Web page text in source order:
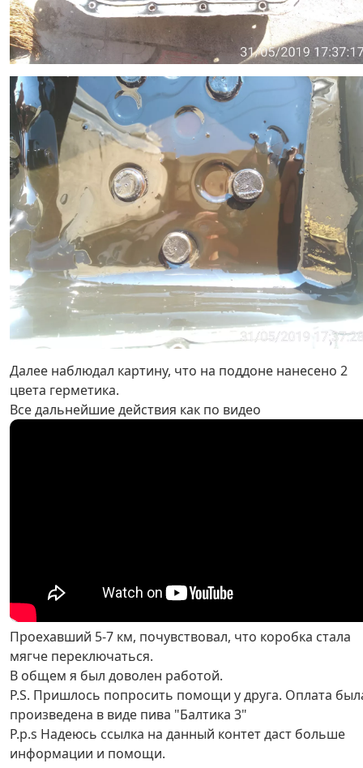
Далее наблюдал картину, что на поддоне нанесено 2
цвета герметика.
Все дальнейшие действия как по видео
Проехавший 5-7 км, почувствовал, что коробка стала
мягче переключаться.
В общем я был доволен работой.
P.S. Пришлось попросить помощи у друга. Оплата
произведена в виде пива "Балтика 3"
P.p.s Надеюсь ссылка на данный контет даст больше
информации и помощи.